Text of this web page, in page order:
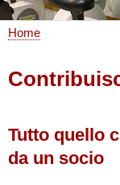
di
Home
Tutto quello
da un socio